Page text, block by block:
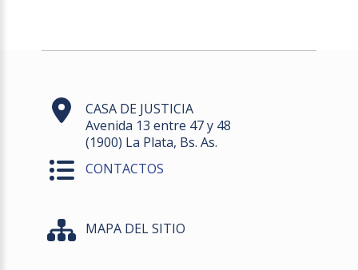
CASA DE JUSTICIA
Avenida 13 entre 47 y 48
(1900) La Plata, Bs. As.
CONTACTOS
MAPA DEL SITIO